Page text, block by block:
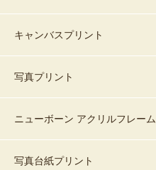
キャンバスプリント
写真プリント
ニューボーン アクリルフレーム
写真台紙プリント